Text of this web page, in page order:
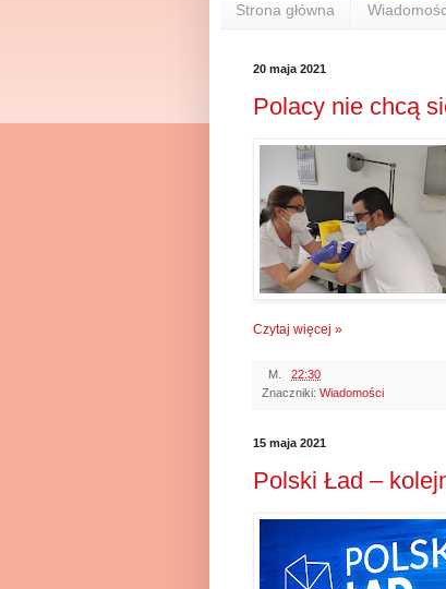
Strona główna
20 maja 2021
Polacy nie chcą
Czytaj więcej »
M.
22:30
Znaczniki: Wiadomości
15 maja 2021
Polski Ład –